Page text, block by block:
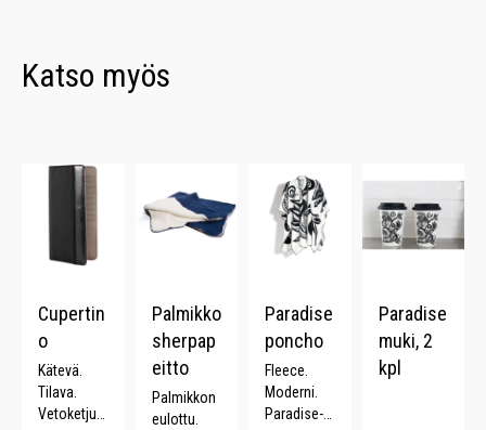
Katso myös
Cupertin
o
Kätevä.
Tilava.
Vetoketjut
Palmikko
sherpap
eitto
Palmikkon
eulottu.
Paradise
poncho
Fleece.
Moderni.
Paradise-
Paradise
muki, 2
kpl